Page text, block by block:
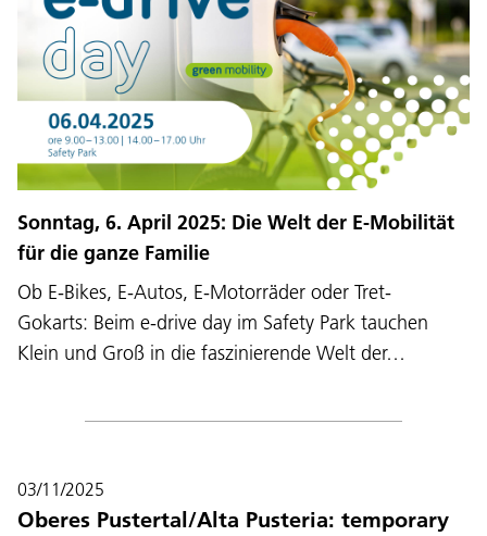
Sonntag, 6. April 2025: Die Welt der E-Mobilität
für die ganze Familie
Ob E-Bikes, E-Autos, E-Motorräder oder Tret-
Gokarts: Beim e-drive day im Safety Park tauchen
Klein und Groß in die faszinierende Welt der…
03/11/2025
Oberes Pustertal/Alta Pusteria: temporary